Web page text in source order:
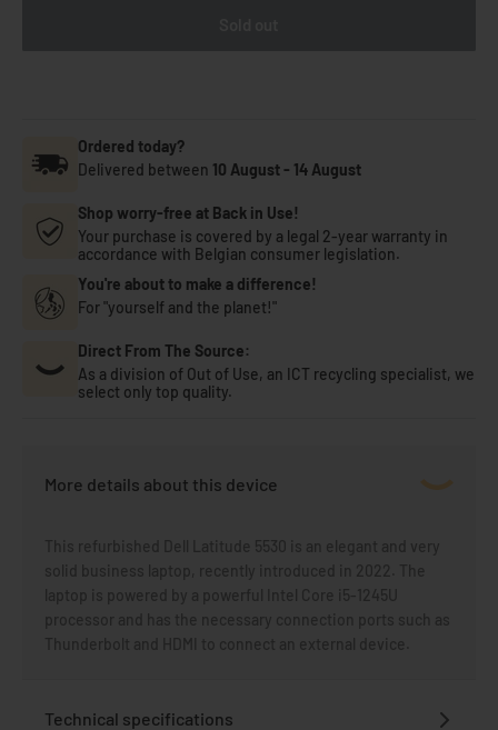
Ordered today?
Delivered between 10 August- 14 August
Shop worry-free at Back in Use!
Your purchase is covered by a legal 2-year warranty in
accordance with Belgian consumer legislation.
You're about to make a difference!
For "yourself and the planet!"
Direct From The Source:
As a division of Out of Use, an ICT recycling specialist, we
select only top quality.
More details about this device
Technical specifications